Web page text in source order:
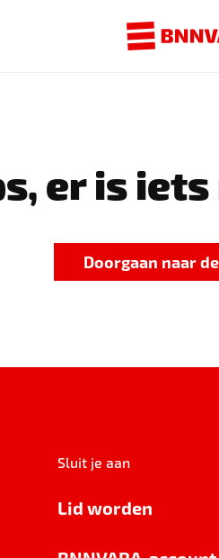
er is
Doorgaan naar
Sluit je aan
Lid worden